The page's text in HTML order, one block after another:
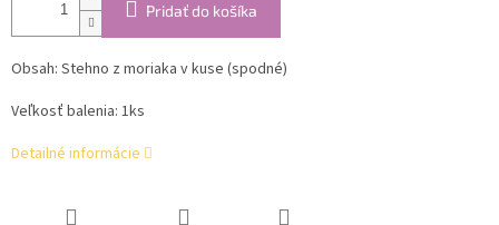
Pridať do košíka
Obsah: Stehno z moriaka v kuse (spodné)
Veľkosť balenia: 1ks
Detailné informácie